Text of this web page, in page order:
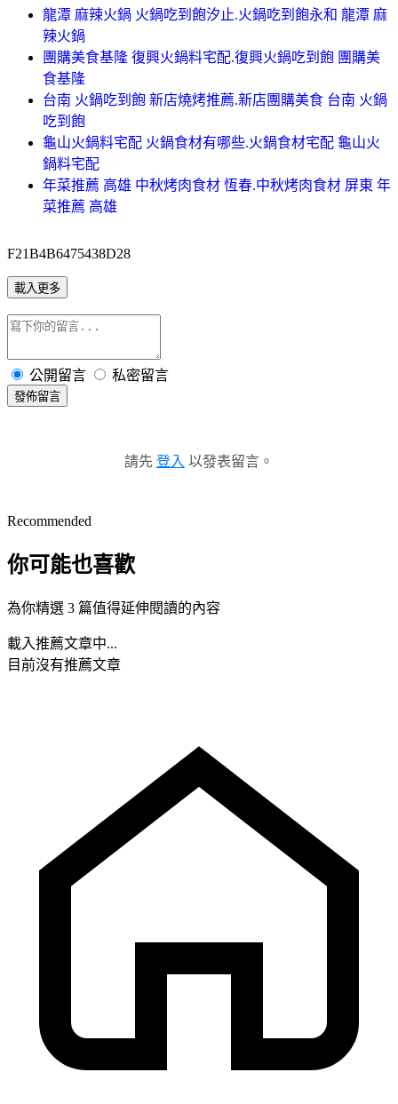
龍潭 麻辣火鍋 火鍋吃到飽汐止.火鍋吃到飽永和 龍潭 麻
辣火鍋
團購美食基隆 復興火鍋料宅配.復興火鍋吃到飽 團購美
食基隆
台南 火鍋吃到飽 新店燒烤推薦.新店團購美食 台南 火鍋
吃到飽
龜山火鍋料宅配 火鍋食材有哪些.火鍋食材宅配 龜山火
鍋料宅配
年菜推薦 高雄 中秋烤肉食材 恆春.中秋烤肉食材 屏東 年
菜推薦 高雄
F21B4B6475438D28
載入更多
公開留言 私密留言
發佈留言
請先 登入 以發表留言。
Recommended
你可能也喜歡
為你精選 3 篇值得延伸閱讀的內容
載入推薦文章中...
目前沒有推薦文章